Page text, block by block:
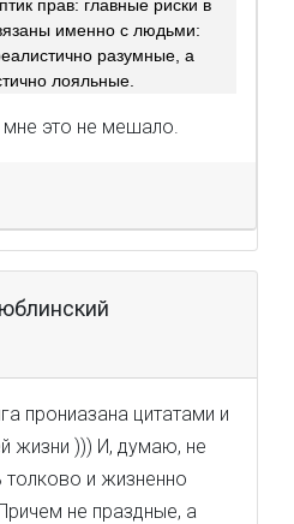
прав: главные риски в
именно с людьми:
разумные, а
лояльные.
это не мешало.
прониазана цитатами и
жизни ))) И, думаю, не
и жизненно
не праздные, а